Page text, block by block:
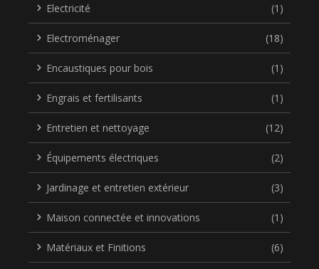
Electricité (1)
Electroménager (18)
Encaustiques pour bois (1)
Engrais et fertilisants (1)
Entretien et nettoyage (12)
Équipements électriques (2)
Jardinage et entretien extérieur (3)
Maison connectée et innovations (1)
Matériaux et Finitions (6)